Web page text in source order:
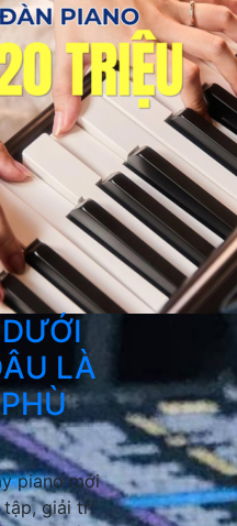
LÀ
piano mới
giải trí